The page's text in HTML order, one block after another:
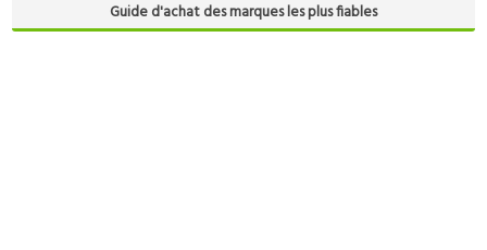
Guide d'achat des marques les plus fiables